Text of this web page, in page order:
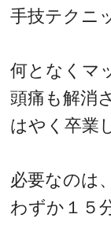
手技テクニ
何となくマ
頭痛も解消
はやく卒業
必要なのは、
わずか１５